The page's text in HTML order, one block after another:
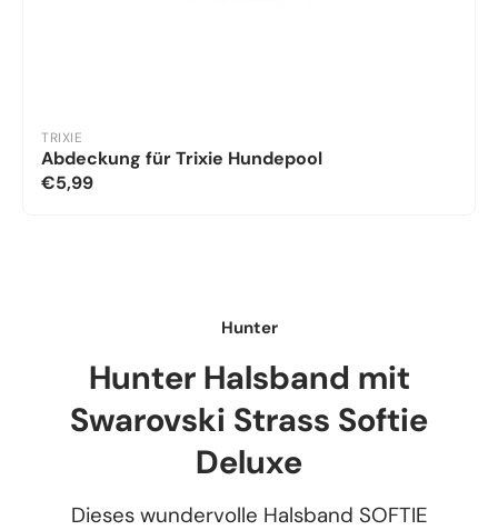
TRIXIE
Abdeckung für Trixie Hundepool
€5,99
Hunter
Hunter Halsband mit
Swarovski Strass Softie
Deluxe
Dieses wundervolle Halsband SOFTIE